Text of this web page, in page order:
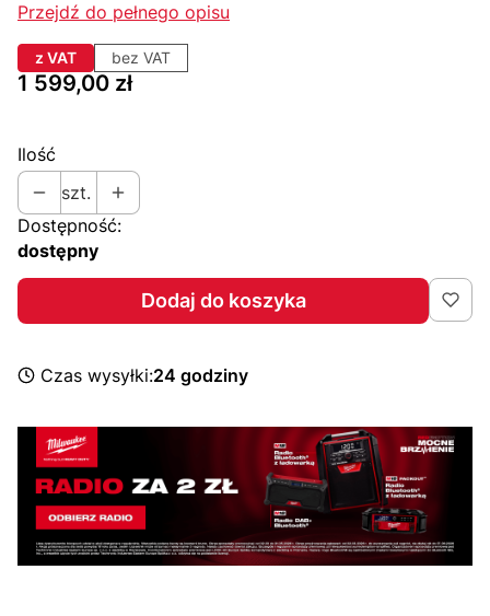
Przejdź do pełnego opisu
z VAT bez VAT
Cena
1 599,00 zł
Ilość
szt.
Dostępność:
dostępny
Dodaj do koszyka
Czas wysyłki:24 godziny